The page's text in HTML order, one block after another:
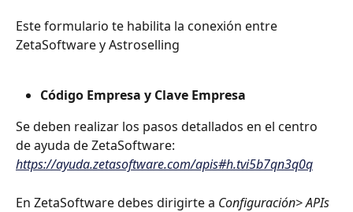
Este formulario te habilita la conexión entre
ZetaSoftware y Astroselling
Código Empresa y Clave Empresa
Se deben realizar los pasos detallados en el centro
de ayuda de ZetaSoftware:
https://ayuda.zetasoftware.com/apis#h.tvi5b7qn3q0q
En ZetaSoftware debes dirigirte a Configuración> APIs